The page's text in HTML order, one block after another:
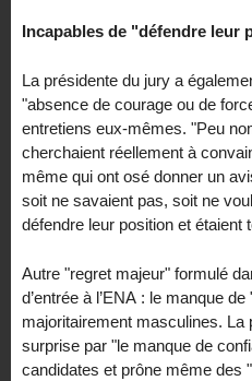
Incapables de "défendre leur
La présidente du jury a
"absence de courage ou de
entretiens eux-mêmes. "Peu
cherchaient réellement à
même qui ont osé donner un
soit ne savaient pas, soit ne
défendre leur position et étaient
Autre "regret majeur" formulé
d’entrée à l’ENA : le manque
majoritairement masculines. La
surprise par "le manque de
candidates et prône même des